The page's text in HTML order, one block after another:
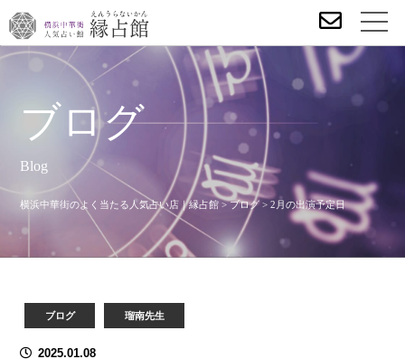
ブログ
Blog
横浜中華街のよく当たる人気占い店｜縁占館 >ブログ>2月の出演予定日
ブログ 瑠南先生
2025.01.08